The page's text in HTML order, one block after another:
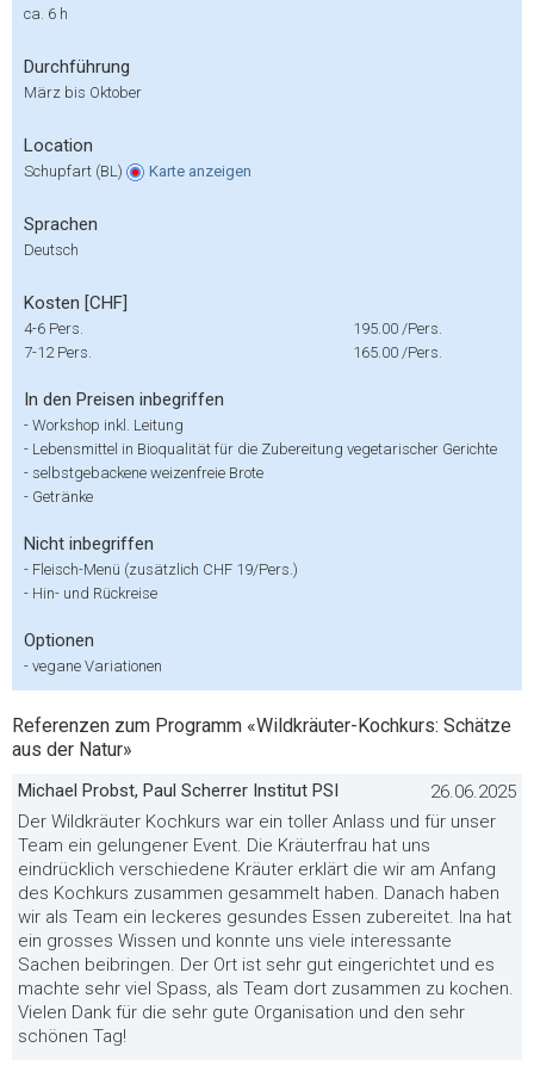
ca. 6 h
Durchführung
März bis Oktober
Location
Schupfart (BL) Karte anzeigen
Sprachen
Deutsch
Kosten [CHF]
4-6 Pers. 195.00 /Pers.
7-12 Pers.
165.00 /Pers.
In den Preisen inbegriffen
- Workshop inkl. Leitung
- Lebensmittel in Bioqualität für die Zubereitung vegetarischer Gerichte
- selbstgebackene weizenfreie Brote
- Getränke
Nicht inbegriffen
- Fleisch-Menü (zusätzlich CHF 19/Pers.)
- Hin- und Rückreise
Optionen
- vegane Variationen
Referenzen zum Programm «Wildkräuter-Kochkurs: Schätze
aus der Natur»
Michael Probst, Paul Scherrer Institut PSI
26.06.2025
Der Wildkräuter Kochkurs war ein toller Anlass und für unser
Team ein gelungener Event. Die Kräuterfrau hat uns
eindrücklich verschiedene Kräuter erklärt die wir am Anfang
des Kochkurs zusammen gesammelt haben. Danach haben
wir als Team ein leckeres gesundes Essen zubereitet. Ina hat
ein grosses Wissen und konnte uns viele interessante
Sachen beibringen. Der Ort ist sehr gut eingerichtet und es
machte sehr viel Spass, als Team dort zusammen zu kochen.
Vielen Dank für die sehr gute Organisation und den sehr
schönen Tag!